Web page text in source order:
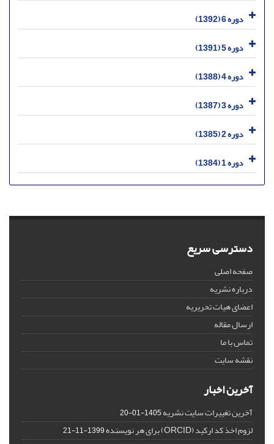
دوره 6 (1392)
دوره 5 (1391)
دوره 4 (1388)
دوره 3 (1387)
دوره 2 (1385)
دوره 1 (1384)
دسترسی سریع
صفحه اصلی
درباره نشریه
اعضای هیات تحریریه
ارسال مقاله
تماس با ما
نقشه سایت
آخرین اخبار
آخرین تغییرات سایت نشریه1405-01-20
لزوم اخذ کد ارکید (ORCID) برای هر نویسنده 1399-11-21